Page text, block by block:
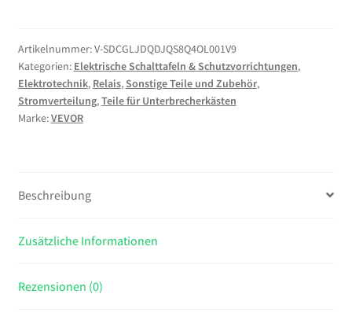
300
A,
Doppelbatterie
Isolator
mit
Batterietrennschalter
Lithium-
Blei-
Artikelnummer:V-SDCGLJDQDJQS8Q4OL001V9
Kategorien: Elektrische Schalttafeln & Schutzvorrichtungen,
Elektrotechnik, Relais,Sonstige Teile und Zubehör,
Stromverteilung,Teile für Unterbrecherkästen
Marke:VEVOR
Beschreibung
Zusätzliche Informationen
Rezensionen (0)